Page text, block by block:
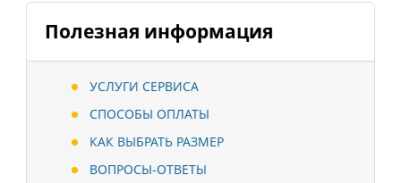
Полезная информация
УСЛУГИ СЕРВИСА
СПОСОБЫ ОПЛАТЫ
КАК ВЫБРАТЬ РАЗМЕР
ВОПРОСЫ-ОТВЕТЫ